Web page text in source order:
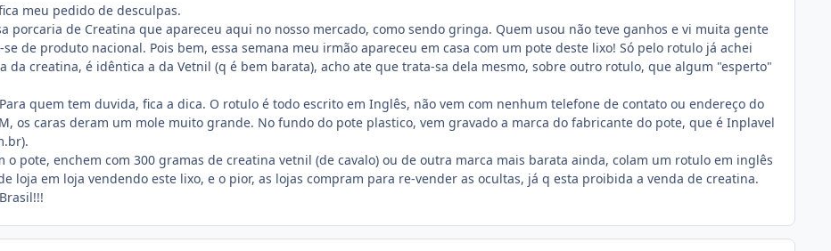
meu pedido de desculpas.
porcaria de Creatina que apareceu aqui no nosso mercado, como sendo gringa. Quem usou não teve ganhos e vi muita gente
de produto nacional. Pois bem, essa semana meu irmão apareceu em casa com um pote deste lixo! Só pelo rotulo já achei
da creatina, é idêntica a da Vetnil (q é bem barata), acho ate que trata-sa dela mesmo, sobre outro rotulo, que algum "esperto"
quem tem duvida, fica a dica. O rotulo é todo escrito em Inglês, não vem com nenhum telefone de contato ou endereço do
os caras deram um mole muito grande. No fundo do pote plastico, vem gravado a marca do fabricante do pote, que é Inplavel
o pote, enchem com 300 gramas de creatina vetnil (de cavalo) ou de outra marca mais barata ainda, colam um rotulo em inglês
loja em loja vendendo este lixo, e o pior, as lojas compram para re-vender as ocultas, já q esta proibida a venda de creatina.